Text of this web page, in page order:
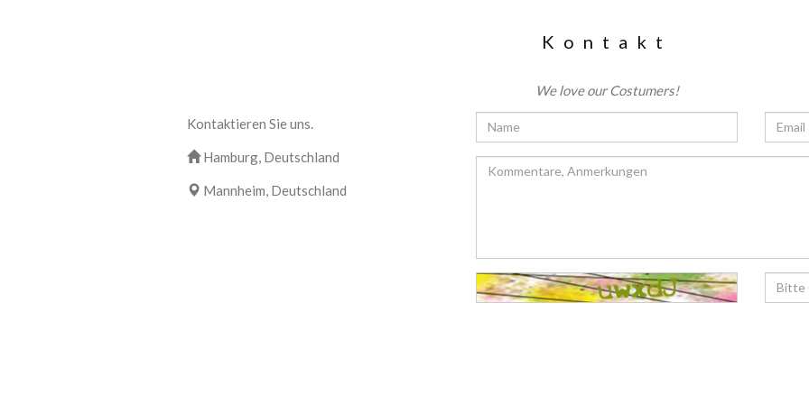
Kontakt
We love our Costumers!
Kontaktieren Sie uns.
Hamburg, Deutschland
Mannheim, Deutschland